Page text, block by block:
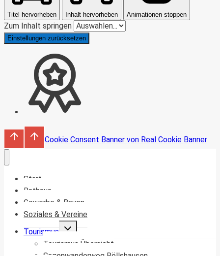
Titel hervorheben Inhalt hervorheben Animationen stoppen
Zum Inhalt springen
Einstellungen zurücksetzen
Cookie Consent Banner von Real Cookie Banner
Start
Rathaus
Gewerbe & Bauen
Soziales & Vereine
Tourismus
Untermenü
umschalten
Tourismus Übersicht